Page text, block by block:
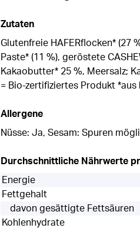
Zutaten
Glutenfreie HAFERflocken* (27
Paste* (11 %), geröstete
Kakaobutter* 25 %, Meersalz;
= Bio-zertifiziertes Produkt
Allergene
Nüsse: Ja, Sesam: Spuren
Durchschnittliche Nährwerte
Energie
Fettgehalt
davon gesättigte Fettsäuren
Kohlenhydrate